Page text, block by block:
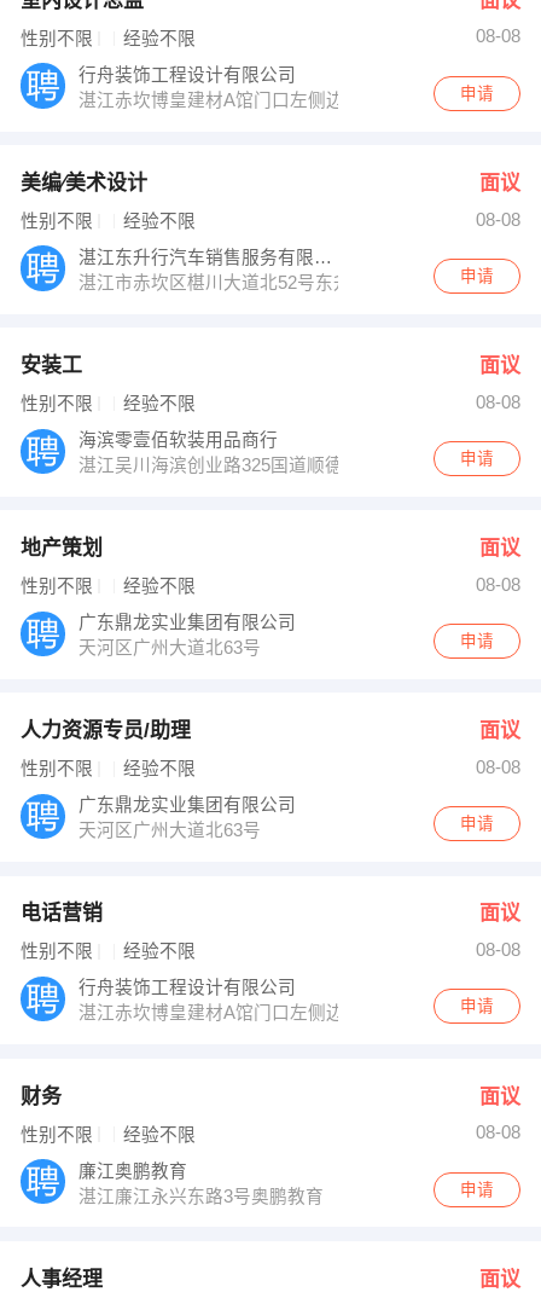
性别不限 经验不限
08-08
行舟装饰工程设计有限公司
湛江赤坎博皇建材A馆门口左侧边
申请
美编∕美术设计 面议
性别不限 经验不限
08-08
湛江东升行汽车销售服务有限公司
湛江市赤坎区椹川大道北52号东升行东风日产专营店
申请
安装工 面议
性别不限 经验不限
08-08
海滨零壹佰软装用品商行
湛江吴川海滨创业路325国道顺德家私城右侧
申请
地产策划 面议
性别不限 经验不限
08-08
广东鼎龙实业集团有限公司
天河区广州大道北63号
申请
人力资源专员/助理 面议
性别不限 经验不限
08-08
广东鼎龙实业集团有限公司
天河区广州大道北63号
申请
电话营销 面议
性别不限 经验不限
08-08
行舟装饰工程设计有限公司
湛江赤坎博皇建材A馆门口左侧边
申请
财务 面议
性别不限 经验不限
08-08
廉江奥鹏教育
湛江廉江永兴东路3号奥鹏教育
申请
人事经理 面议